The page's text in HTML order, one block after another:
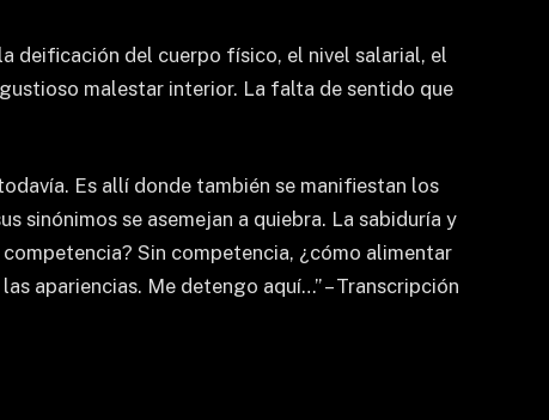
deificación del cuerpo físico, el nivel salarial, el
malestar interior. La falta de sentido que
Es allí donde también se manifiestan los
sinónimos se asemejan a quiebra. La sabiduría y
Sin competencia, ¿cómo alimentar
apariencias. Me detengo aquí…” – Transcripción